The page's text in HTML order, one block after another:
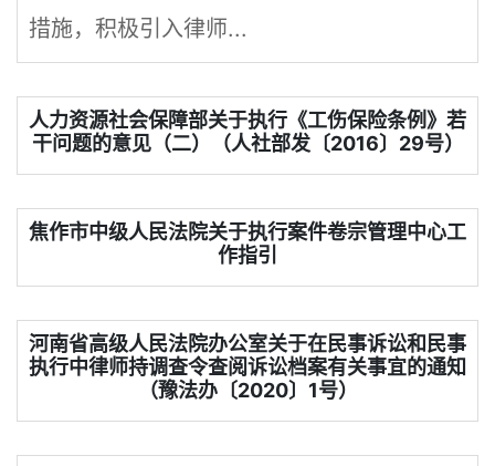
措施，积极引入律师...
人力资源社会保障部关于执行《工伤保险条例》若
干问题的意见（二）（人社部发〔2016〕29号）
焦作市中级人民法院关于执行案件卷宗管理中心工
作指引
河南省高级人民法院办公室关于在民事诉讼和民事
执行中律师持调查令查阅诉讼档案有关事宜的通知
（豫法办〔2020〕1号）